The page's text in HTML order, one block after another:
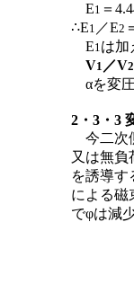
E1 ＝
∴E1 ／E2
E1は加
V1 ／V2
αを変圧
2・3・3
今二次
又は無負
を誘導す
による磁
でφは減